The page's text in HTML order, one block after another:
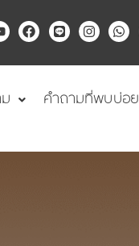
e
F
a
e
L
i
e
I
n
t
g
r
W
h
t
a
p
คำถามที่พบบ่อย